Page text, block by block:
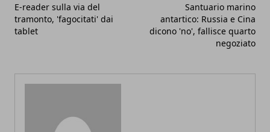
E-reader sulla via del
tramonto, 'fagocitati' dai
tablet
Santuario marino
antartico: Russia e Cina
dicono 'no', fallisce quarto
negoziato